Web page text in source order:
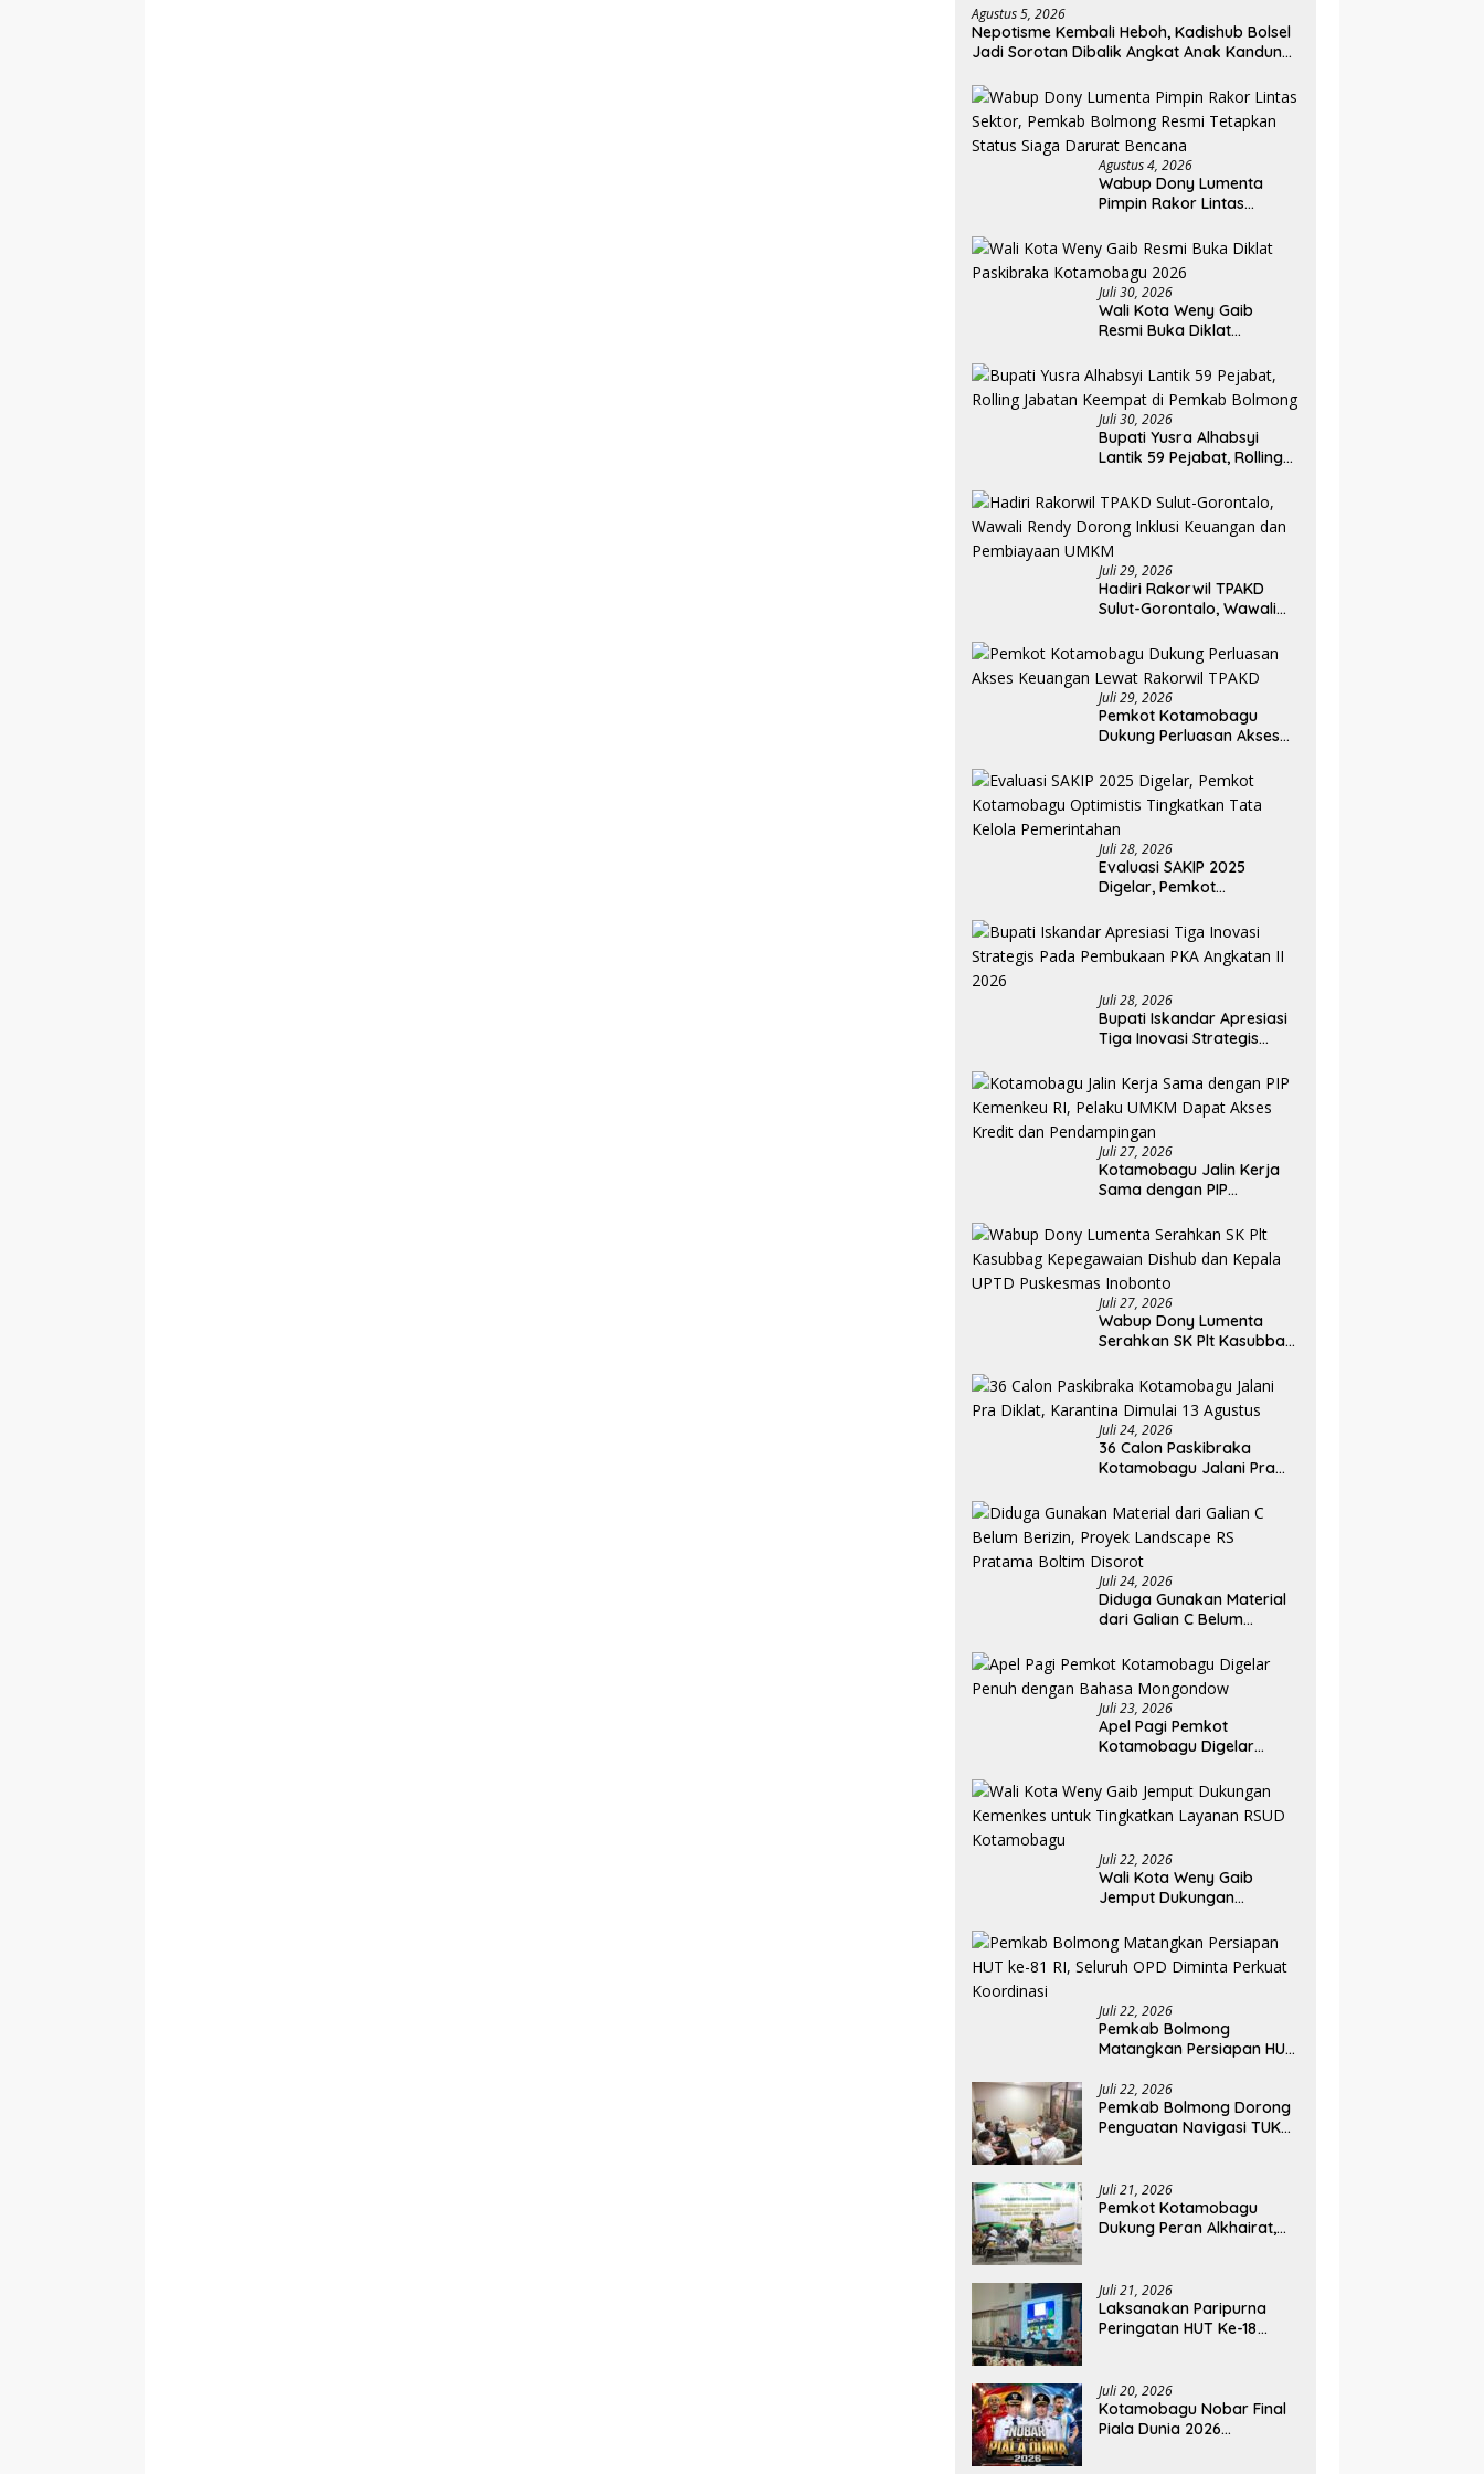
Agustus 5, 2026
Nepotisme Kembali Heboh, Kadishub Bolsel
Jadi Sorotan Dibalik Angkat Anak Kandung
Agustus 4, 2026
Wabup Dony Lumenta
Pimpin Rakor Lintas
Resmi Tetapkan Status
Siaga Darurat Bencana
Juli 30, 2026
Wali Kota Weny Gaib
Resmi Buka Diklat
2026
Juli 30, 2026
Bupati Yusra Alhabsyi
Lantik 59 Pejabat, Rolling
Pemkab Bolmong
Juli 29, 2026
Hadiri Rakorwil TPAKD
Sulut-Gorontalo, Wawali
Keuangan dan
Pembiayaan UMKM
Juli 29, 2026
Pemkot Kotamobagu
Dukung Perluasan Akses
TPAKD
Juli 28, 2026
Evaluasi SAKIP 2025
Digelar, Pemkot
Tingkatkan Tata Kelola
Pemerintahan
Juli 28, 2026
Bupati Iskandar Apresiasi
Tiga Inovasi Strategis
Angkatan II 2026
Juli 27, 2026
Kotamobagu Jalin Kerja
Sama dengan PIP
Dapat Akses Kredit dan
Pendampingan
Juli 27, 2026
Wabup Dony Lumenta
Serahkan SK Plt Kasubbag
Kepala UPTD Puskesmas
Inobonto
Juli 24, 2026
36 Calon Paskibraka
Kotamobagu Jalani Pra
Agustus
Juli 24, 2026
Diduga Gunakan Material
dari Galian C Belum
RS Pratama Boltim Disorot
Juli 23, 2026
Apel Pagi Pemkot
Kotamobagu Digelar
Mongondow
Juli 22, 2026
Wali Kota Weny Gaib
Jemput Dukungan
Tingkatkan Layanan RSUD
Kotamobagu
Juli 22, 2026
Pemkab Bolmong
Matangkan Persiapan HUT
Diminta Perkuat
Koordinasi
Juli 22, 2026
Pemkab Bolmong Dorong
Penguatan Navigasi TUKS
Juli 21, 2026
Pemkot Kotamobagu
Dukung Peran Alkhairat,
Juli 21, 2026
Laksanakan Paripurna
Peringatan HUT Ke-18
Kolaborasi Demi
Kemajuan
Juli 20, 2026
Kotamobagu Nobar Final
Piala Dunia 2026